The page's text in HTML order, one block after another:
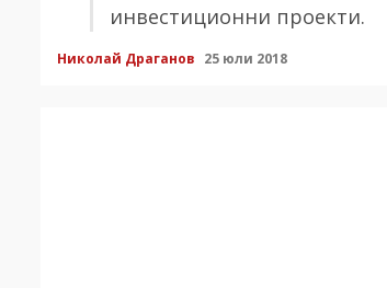
инвестиционни проекти.
Николай Драганов 25 юли 2018